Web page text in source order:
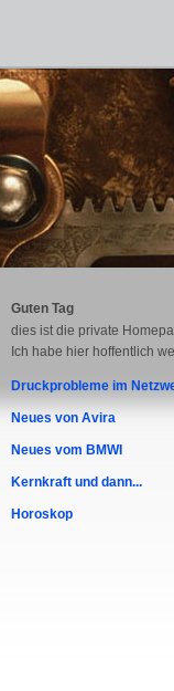
Guten Tag
dies ist die private
Ich habe hier hoffentlich
Druckprobleme im
Neues von Avira
Neues vom BMWI
Kernkraft und dann...
Horoskop